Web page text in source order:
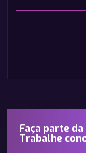
Faça parte
Trabalhe